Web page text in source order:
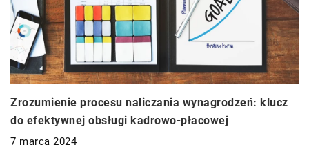
Zrozumienie procesu naliczania wynagrodzeń: klucz
do efektywnej obsługi kadrowo-płacowej
7 marca 2024